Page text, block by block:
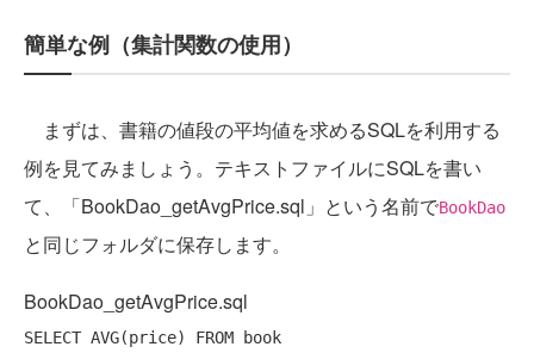
簡単な例（集計関数の使用）
まずは、書籍の値段の平均値を求めるSQLを利用する
例を見てみましょう。テキストファイルにSQLを書い
て、「BookDao_getAvgPrice.sql」という名前でBookDao
と同じフォルダに保存します。
BookDao_getAvgPrice.sql
SELECT AVG(price) FROM